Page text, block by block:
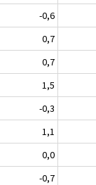
-0,6
0,7
0,7
1,5
-0,3
1,1
0,0
-0,7